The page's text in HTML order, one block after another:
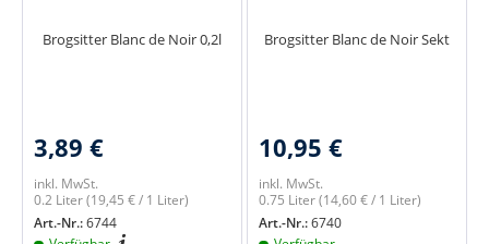
Brogsitter Blanc de Noir 0,2l
3,89 €
inkl. MwSt.
0.2 Liter(19,45 € / 1 Liter)
Art.-Nr.:6744
Brogsitter Blanc de Noir Sekt
10,95 €
inkl. MwSt.
0.75 Liter(14,60 € / 1 Liter)
Art.-Nr.:6740